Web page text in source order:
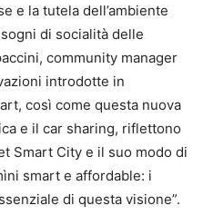
e la tutela dell’ambiente
di socialità delle
community manager
introdotte in
così come questa nuova
e il car sharing, riflettono
Smart City e il suo modo di
smart e affordable: i
di questa visione”.